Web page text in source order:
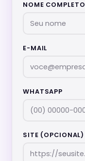
NOME COMPLETO
E-MAIL
WHATSAPP
SITE (OPCIONAL)